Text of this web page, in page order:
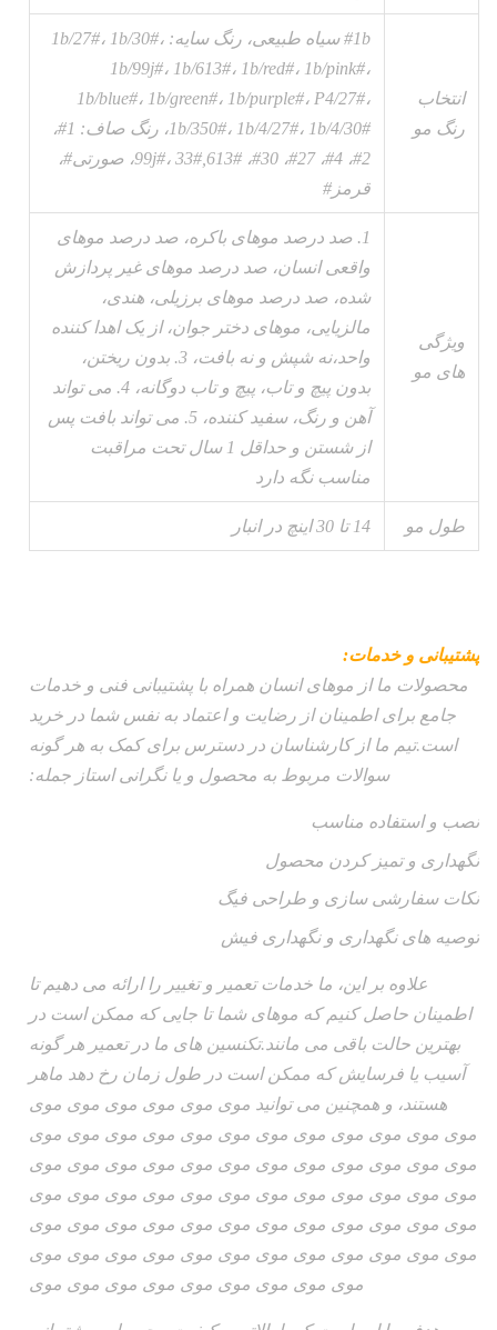
انتخاب
رنگ مو
1b# سیاه طبیعی، رنگ سایه: 1b/27#، 1b/30#،
1b/99j#، 1b/613#، 1b/red#، 1b/pink#،
1b/blue#، 1b/green#، 1b/purple#، P4/27#،
1b/350#، 1b/4/27#، 1b/4/30#، رنگ صاف: 1#،
2#، 4#، 27#، 30#، 99j#، 33#,613#، صورتی#،
قرمز#
ویژگی
های مو
1. صد درصد موهای باکره، صد درصد موهای
واقعی انسان، صد درصد موهای غیر پردازش
شده، صد درصد موهای برزیلی، هندی،
مالزیایی، موهای دختر جوان، از یک اهدا کننده
واحد،نه شپش و نه بافت، 3. بدون ریختن،
بدون پیچ و تاب، پیچ و تاب دوگانه، 4. می تواند
آهن و رنگ، سفید کننده، 5. می تواند بافت پس
از شستن و حداقل 1 سال تحت مراقبت
مناسب نگه دارد
طول مو 14 تا 30 اينچ در انبار
پشتیبانی و خدمات:
محصولات ما از موهای انسان همراه با پشتیبانی فنی و خدمات
جامع برای اطمینان از رضایت و اعتماد به نفس شما در خرید
است.تیم ما از کارشناسان در دسترس برای کمک به هر گونه
سوالات مربوط به محصول و یا نگرانی استاز جمله:
نصب و استفاده مناسب
نگهداری و تمیز کردن محصول
نکات سفارشی سازی و طراحی فیگ
توصیه های نگهداری و نگهداری فیش
علاوه بر این، ما خدمات تعمیر و تغییر را ارائه می دهیم تا
اطمینان حاصل کنیم که موهای شما تا جایی که ممکن است در
بهترین حالت باقی می مانند.تکنسین های ما در تعمیر هر گونه
آسیب یا فرسایش که ممکن است در طول زمان رخ دهد ماهر
هستند، و همچنین می توانید موی موی موی موی موی موی
موی موی موی موی موی موی موی موی موی موی موی موی
موی موی موی موی موی موی موی موی موی موی موی موی
موی موی موی موی موی موی موی موی موی موی موی موی
موی موی موی موی موی موی موی موی موی موی موی موی
موی موی موی موی موی موی موی موی موی موی موی موی
موی موی موی موی موی موی موی موی موی